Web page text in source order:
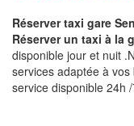
Réserver taxi gare
Réserver un taxi à la
disponible jour et nuit
services adaptée à
service disponible 24h